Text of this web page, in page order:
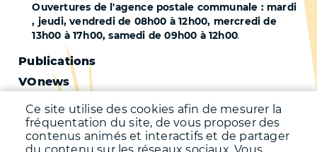
Ouvertures de l'agence postale communale : mardi
, jeudi, vendredi de 08h00 à 12h00, mercredi de
13h00 à 17h00, samedi de 09h00 à 12h00.
Pied
de
page
-
Publications
VOnews
Trafic
Qualité de l'air
Qualité de l'eau
Ce site utilise des cookies afin de mesurer la
fréquentation du site, de vous proposer des
contenus animés et interactifs et de partager